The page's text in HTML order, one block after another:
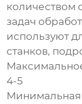
количеством
задач
используют
станков,
4-5
Минимальная